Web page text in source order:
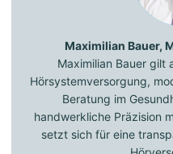
Maximilian Bauer,
Maximilian Bauer gilt
Hörsystemversorgung,
Beratung im
handwerkliche Präzision
setzt sich für eine